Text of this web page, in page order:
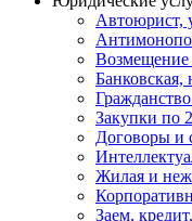
Автоюрист,
Возмещение
Банковская,
Закупки по
Договоры и
Жилая и
Заем,